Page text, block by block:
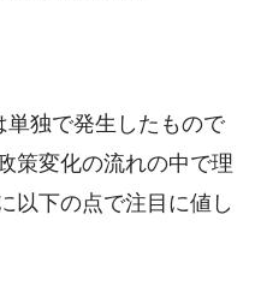
単独で発生したもので
策変化の流れの中で理
以下の点で注目に値し